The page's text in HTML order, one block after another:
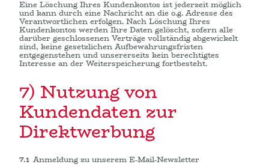
Eine Löschung Ihres Kundenkontos ist jederzeit möglich
und kann durch eine Nachricht an die o.g. Adresse des
Verantwortlichen erfolgen. Nach Löschung Ihres
Kundenkontos werden Ihre Daten gelöscht, sofern alle
darüber geschlossenen Verträge vollständig abgewickelt
sind, keine gesetzlichen Aufbewahrungsfristen
entgegenstehen und unsererseits kein berechtigtes
Interesse an der Weiterspeicherung fortbesteht.
7) Nutzung von
Kundendaten zur
Direktwerbung
7.1 Anmeldung zu unserem E-Mail-Newsletter